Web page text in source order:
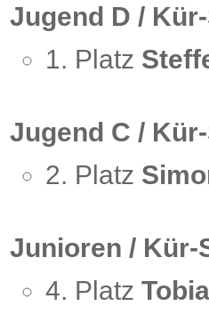
Jugend D /
1. Platz
Jugend C /
2. Platz
Junioren / Kür-
4. Platz